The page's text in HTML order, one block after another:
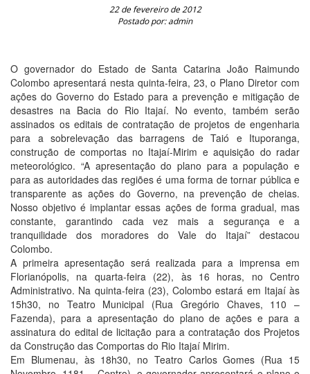
22 de fevereiro de 2012
Postado por: admin
O governador do Estado de Santa Catarina João Raimundo
Colombo apresentará nesta quinta-feira, 23, o Plano Diretor com
ações do Governo do Estado para a prevenção e mitigação de
desastres na Bacia do Rio Itajaí. No evento, também serão
assinados os editais de contratação de projetos de engenharia
para a sobrelevação das barragens de Taió e Ituporanga,
construção de comportas no Itajaí-Mirim e aquisição do radar
meteorológico. “A apresentação do plano para a população e
para as autoridades das regiões é uma forma de tornar pública e
transparente as ações do Governo, na prevenção de cheias.
Nosso objetivo é implantar essas ações de forma gradual, mas
constante, garantindo cada vez mais a segurança e a
tranquilidade dos moradores do Vale do Itajaí” destacou
Colombo.
A primeira apresentação será realizada para a imprensa em
Florianópolis, na quarta-feira (22), às 16 horas, no Centro
Administrativo. Na quinta-feira (23), Colombo estará em Itajaí às
15h30, no Teatro Municipal (Rua Gregório Chaves, 110 –
Fazenda), para a apresentação do plano de ações e para a
assinatura do edital de licitação para a contratação dos Projetos
da Construção das Comportas do Rio Itajaí Mirim.
Em Blumenau, às 18h30, no Teatro Carlos Gomes (Rua 15